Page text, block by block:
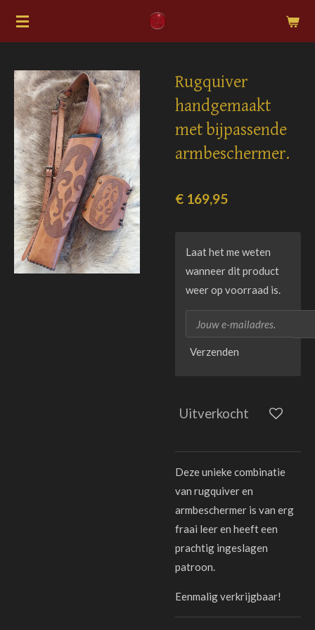
Ga
de
hoofdinhoud
Rugquiver
handgemaakt
met bijpassende
armbeschermer.
€ 169,95
Laat het me weten
wanneer dit product
weer op voorraad is.
Verzenden
Uitverkocht
Deze unieke combinatie
van rugquiver en
armbeschermer is van erg
fraai leer en heeft een
prachtig ingeslagen
patroon.
Eenmalig verkrijgbaar!